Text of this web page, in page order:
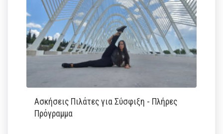
Ασκήσεις Πιλάτες για Σύσφιξη - Πλήρες
Πρόγραμμα